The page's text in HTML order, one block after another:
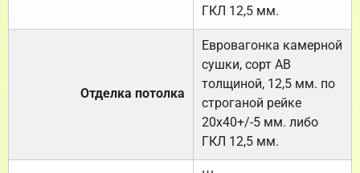
ГКЛ 12,5 мм.
Отделка потолка
Евровагонка камерной
сушки, сорт АВ
толщиной, 12,5 мм. по
строганой рейке
20х40+/-5 мм. либо
ГКЛ 12,5 мм.